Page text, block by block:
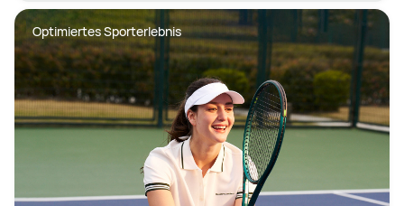
Optimiertes Sporterlebnis